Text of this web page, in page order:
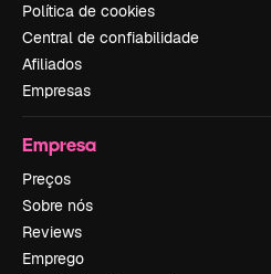
Política de cookies
Central de confiabilidade
Afiliados
Empresas
Empresa
Preços
Sobre nós
Reviews
Emprego